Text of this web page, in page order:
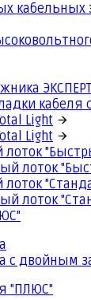
кабельных
ЭКСПЕРТ
кабеля
Light
Light
лоток
лоток
лоток
с двойным
"ПЛЮС"